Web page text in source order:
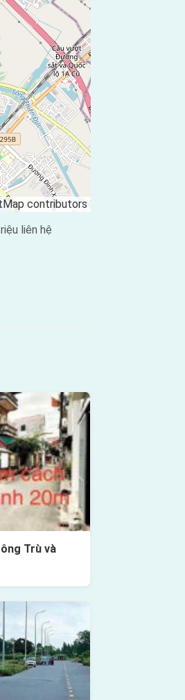
contributors
liên hệ
Trù và